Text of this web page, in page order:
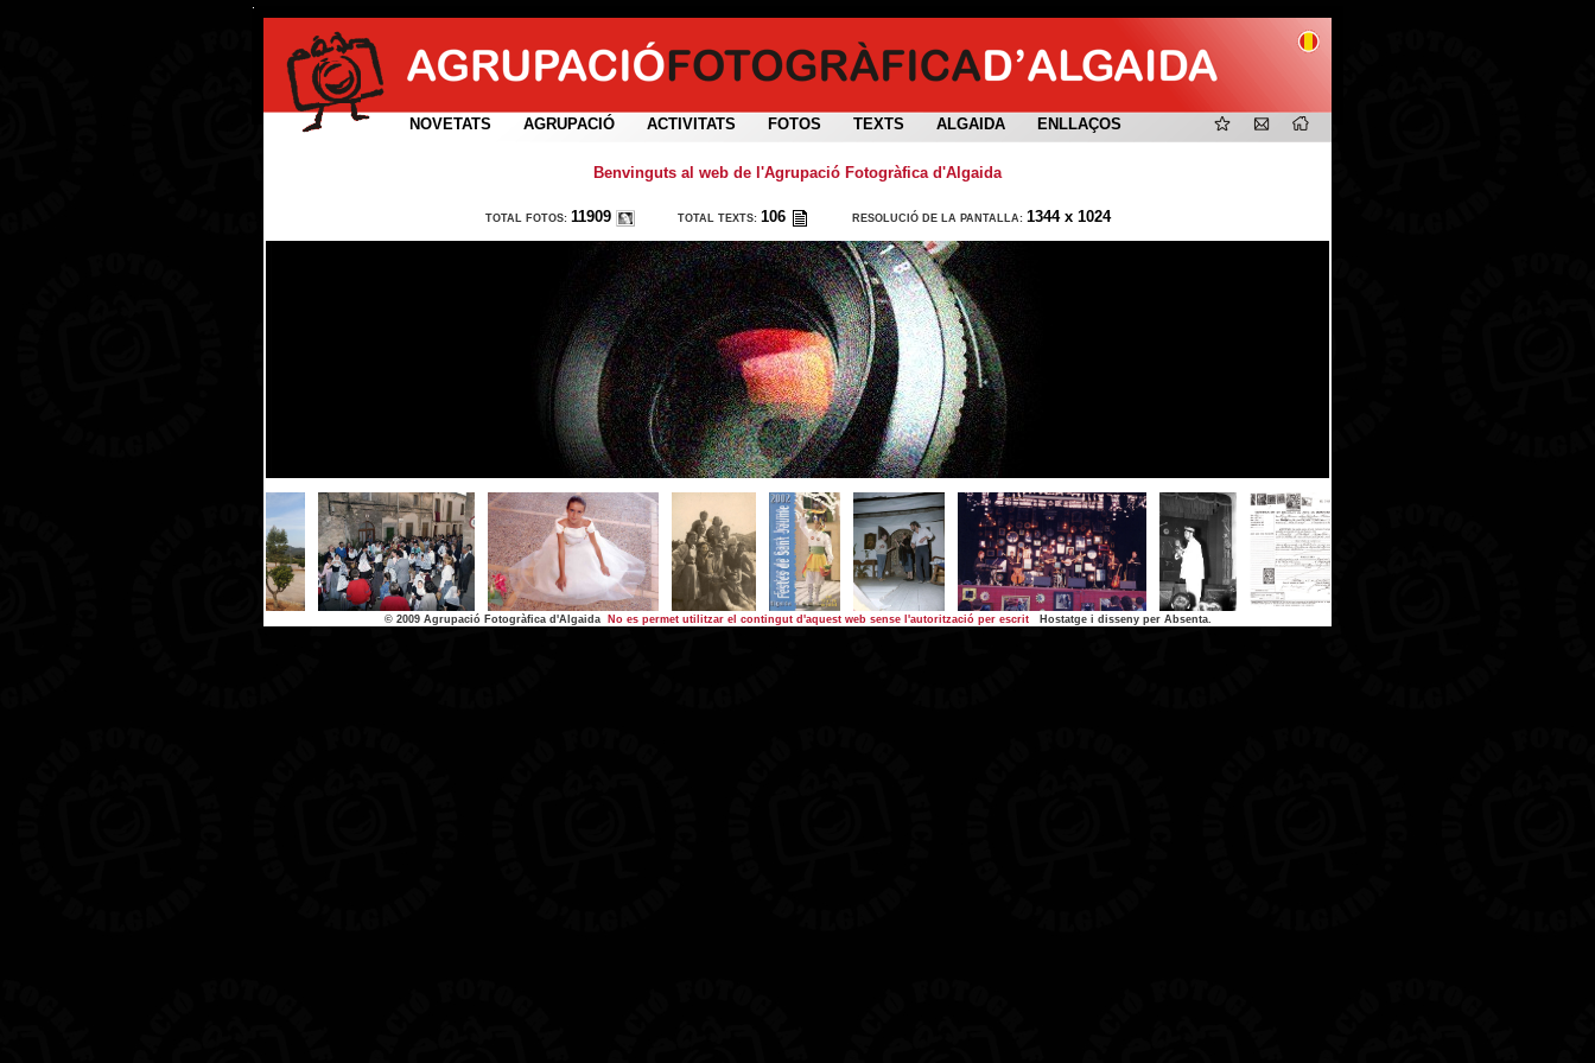
Benvinguts al web de l'Agrupació Fotogràfica d'Algaida
TOTAL FOTOS: 11909 TOTAL TEXTS: 106 RESOLUCIÓ DE LA PANTALLA: 1344 x 1024
© 2009 Agrupació Fotogràfica d'Algaida No es permet utilitzar el contingut d'aquest web sense l'autorització per escrit Hostatge i disseny per Absenta.
NOVETATS AGRUPACIÓ ACTIVITATS FOTOS TEXTS ALGAIDA ENLLAÇOS